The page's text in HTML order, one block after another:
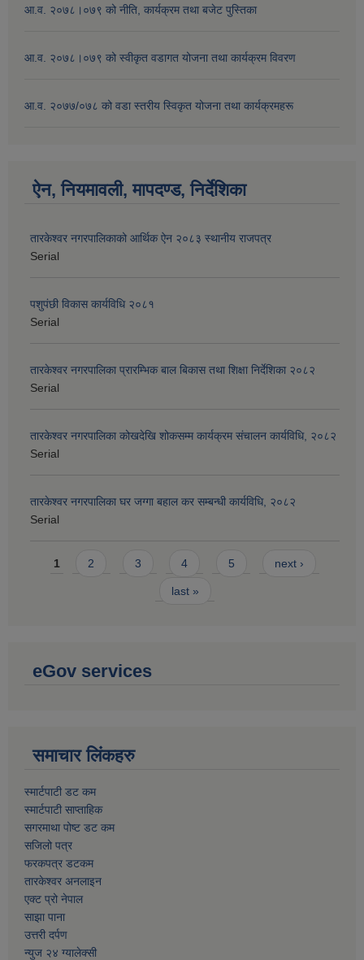
आ.व. २०७८।०७९ को नीति, कार्यक्रम तथा बजेट पुस्तिका
आ.व. २०७८।०७९ को स्वीकृत वडागत योजना तथा कार्यक्रम विवरण
आ.व. २०७७/०७८ को वडा स्तरीय स्विकृत योजना तथा कार्यक्रमहरू
ऐन, नियमावली, मापदण्ड, निर्देशिका
तारकेश्वर नगरपालिकाको आर्थिक ऐन २०८३ स्थानीय राजपत्र
Serial
पशुपंछी विकास कार्यविधि २०८१
Serial
तारकेश्वर नगरपालिका प्रारम्भिक बाल बिकास तथा शिक्षा निर्देशिका २०८२
Serial
तारकेश्वर नगरपालिका कोखदेखि शोकसम्म कार्यक्रम संचालन कार्यविधि, २०८२
Serial
तारकेश्वर नगरपालिका घर जग्गा बहाल कर सम्बन्धी कार्यविधि, २०८२
Serial
Pages
1 2 3 4 5 next ›
last »
eGov services
समाचार लिंकहरु
स्मार्टपाटी डट कम
स्मार्टपाटी साप्ताहिक
सगरमाथा पोष्ट डट कम
सजिलो पत्र
फरकपत्र डटकम
तारकेश्वर अनलाइन
एक्ट प्रो नेपाल
साझा पाना
उत्तरी दर्पण
न्युज २४ ग्यालेक्सी